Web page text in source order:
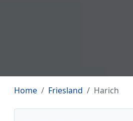
Home Friesland Harich